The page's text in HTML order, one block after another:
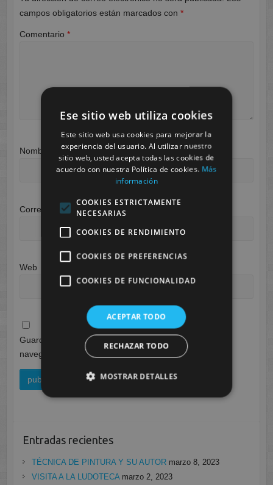
campos obligatorios están marcados con *
Comentario *
Nombre
Correo electrónico*
Web
Guarda mi nombre, correo electrónico y web en este
navegador para la próxima vez que comente.
Entradas recientes
TÉCNICA DE PINTURA Y SU AUTOR marzo 8, 2023
VISITA A LA LUDOTECA marzo 2, 2023
Ese sitio web utiliza cookies
Este sitio web usa cookies para mejorar la
experiencia del usuario. Al utilizar nuestro
sitio web, usted acepta todas las cookies de
acuerdo con nuestra Política de cookies. Más
información
COOKIES ESTRICTAMENTE
NECESARIAS
COOKIES DE RENDIMIENTO
COOKIES DE PREFERENCIAS
COOKIES DE FUNCIONALIDAD
ACEPTAR TODO
RECHAZAR TODO
MOSTRAR DETALLES